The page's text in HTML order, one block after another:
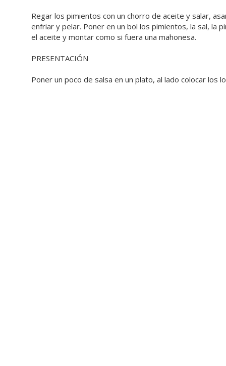
Regar los pimientos con un chorro de aceite y salar,
enfriar y pelar. Poner en un bol los pimientos, la sal, la
el aceite y montar como si fuera una mahonesa.
PRESENTACIÓN
Poner un poco de salsa en un plato, al lado colocar los